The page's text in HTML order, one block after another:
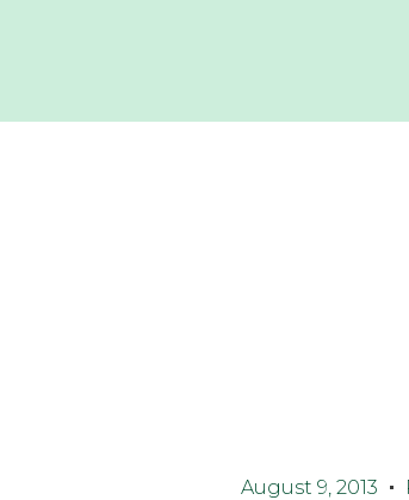
August 9, 2013